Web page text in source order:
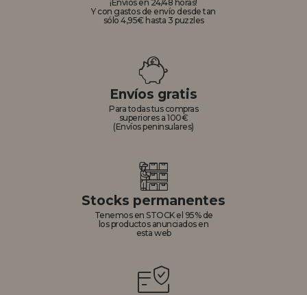
¡Envíos en 24/48 horas!
Y con gastos de envío desde tan
sólo 4,95€ hasta 3 puzzles
Envíos gratis
Para todas tus compras
superiores a 100€
(Envíos peninsulares)
Stocks permanentes
Tenemos en STOCK el 95% de
los productos anunciados en
esta web